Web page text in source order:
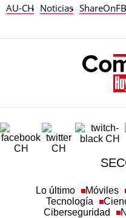
AU-CH Noticias ShareOnFB
Lo último Móviles
Tecnología
Ciberseguridad